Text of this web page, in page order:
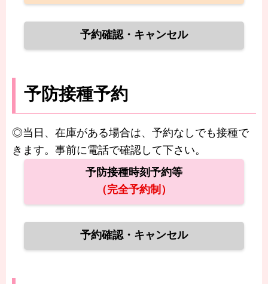
予約確認・キャンセル
予防接種予約
◎当日、在庫がある場合は、予約なしでも接種で
きます。事前に電話で確認して下さい。
予防接種時刻予約等
（完全予約制）
予約確認・キャンセル